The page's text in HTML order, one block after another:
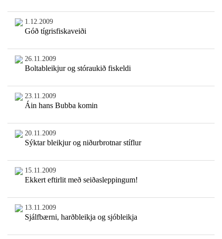
1.12.2009
Góð tígrisfiskaveiði
26.11.2009
Boltableikjur og stóraukið fiskeldi
23.11.2009
Áin hans Bubba komin
20.11.2009
Sýktar bleikjur og niðurbrotnar stíflur
15.11.2009
Ekkert eftirlit með seiðasleppingum!
13.11.2009
Sjálfbærni, harðbleikja og sjóbleikja